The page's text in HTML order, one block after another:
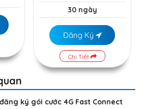
30 ngày
Đăng Ký
Chi Tiết
ký gói cước 4G Fast Connect